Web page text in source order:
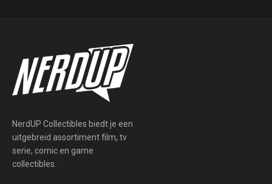
NerdUP Collectibles biedt je een
uitgebreid assortiment film, tv
serie, comic en game
collectibles.